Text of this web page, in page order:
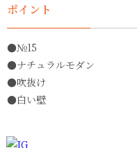
ポイント
●№15
●ナチュラルモダン
●吹抜け
●白い壁